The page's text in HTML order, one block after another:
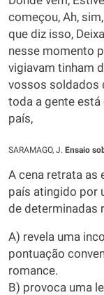
começou, Ah,
que diz isso,
nesse momento
vigiavam tinham
vossos soldados
toda a gente está
país,
SARAMAGO, J. Ensaio
A cena retrata as
país atingido por
de determinadas
A) revela uma
pontuação
romance.
B) provoca uma